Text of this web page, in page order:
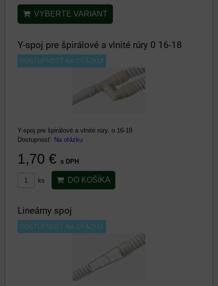
VYBERTE VARIANT
Y-spoj pre špirálové a vlnité rúry 0 16-18
DOSTUPNOSŤ NA OTÁZKU!
Y-spoj pre špirálové a vlnité rúry. o 16-18
Dostupnosť: Na otázku
1,70 € s DPH
ks DO KOŠÍKA
Lineárny spoj
DOSTUPNOSŤ NA OTÁZKU!